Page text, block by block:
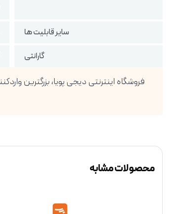
سایر قابلیت ها
گارانتی
محصولات مشابه